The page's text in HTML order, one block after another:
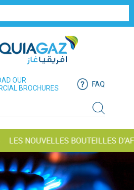
OUR
BROCHURES
FAQ
NOUVELLES BOUTEILLES